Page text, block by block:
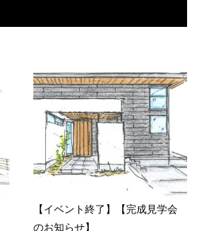
【イベント終了】【完成見学会
のお知らせ】